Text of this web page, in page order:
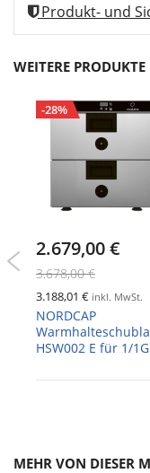
Produkt- und
WEITERE
-28%
2.679,00 €
3.678,00 €
3.188,01 € inkl. MwSt.
NORDCAP
HSW002 E für 1/
MEHR VON DIESER